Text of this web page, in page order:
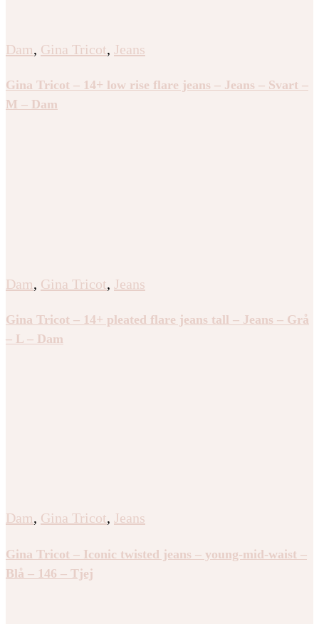
Dam, Gina Tricot, Jeans
Gina Tricot – 14+ low rise flare jeans – Jeans – Svart –
M – Dam
Dam, Gina Tricot, Jeans
Gina Tricot – 14+ pleated flare jeans tall – Jeans – Grå
– L – Dam
Dam, Gina Tricot, Jeans
Gina Tricot – Iconic twisted jeans – young-mid-waist –
Blå – 146 – Tjej